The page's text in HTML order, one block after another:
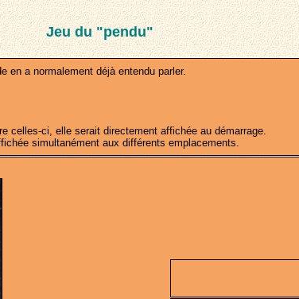
Jeu du "pendu"
a normalement déjà entendu parler.
ci, elle serait directement affichée au démarrage.
simultanément aux différents emplacements.